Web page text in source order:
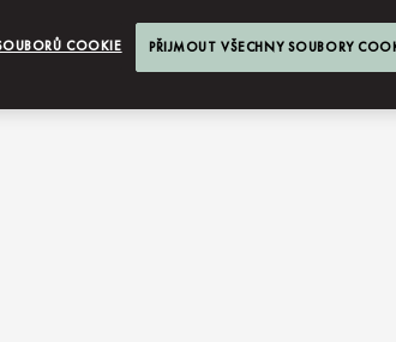
COOKIE PŘIJMOUT VŠECHNY SOUBORY